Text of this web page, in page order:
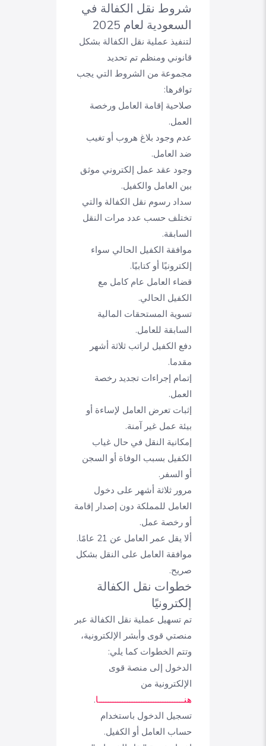
شروط نقل الكفالة في
السعودية لعام 2025
لتنفيذ عملية نقل الكفالة بشكل
قانوني ومنظم تم تحديد
مجموعة من الشروط التي يجب
توافرها:
صلاحية إقامة العامل ورخصة
العمل.
عدم وجود بلاغ هروب أو تغيب
ضد العامل.
وجود عقد عمل إلكتروني موثق
بين العامل والكفيل.
سداد رسوم نقل الكفالة والتي
تختلف حسب عدد مرات النقل
السابقة.
موافقة الكفيل الحالي سواء
إلكترونيًا أو كتابيًا.
قضاء العامل عام كامل مع
الكفيل الحالي.
تسوية المستحقات المالية
السابقة للعامل.
دفع الكفيل لراتب ثلاثة أشهر
مقدما.
إتمام إجراءات تجديد رخصة
العمل.
إثبات تعرض العامل لإساءة أو
بيئة عمل غير آمنة.
إمكانية النقل في حال غياب
الكفيل بسبب الوفاة أو السجن
أو السفر.
مرور ثلاثة أشهر على دخول
العامل للمملكة دون إصدار إقامة
أو رخصة عمل.
ألا يقل عمر العامل عن 21 عامًا.
موافقة العامل على النقل بشكل
صريح.
خطوات نقل الكفالة
إلكترونيًا
تم تسهيل عملية نقل الكفالة عبر
منصتي قوى وأبشر الإلكترونية،
وتتم الخطوات كما يلي:
الدخول إلى منصة قوى
الإلكترونية من
هنــــــــــــــــــــــــــــــــــــا.
تسجيل الدخول باستخدام
حساب العامل أو الكفيل.